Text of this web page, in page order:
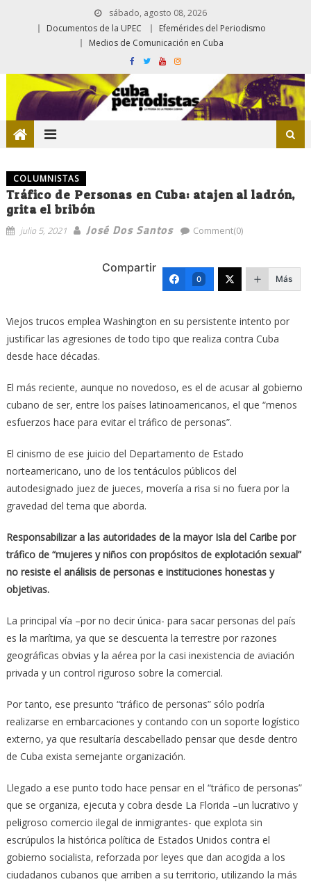
sábado, agosto 08, 2026
Documentos de la UPEC
Efemérides del Periodismo
Medios de Comunicación en Cuba
COLUMNISTAS
Tráfico de Personas en Cuba: atajen al ladrón,
grita el bribón
julio 5, 2021 José Dos Santos Comment(0)
Compartir
0 Más
Viejos trucos emplea Washington en su persistente intento por
justificar las agresiones de todo tipo que realiza contra Cuba
desde hace décadas.
El más reciente, aunque no novedoso, es el de acusar al gobierno
cubano de ser, entre los países latinoamericanos, el que “menos
esfuerzos hace para evitar el tráfico de personas”.
El cinismo de ese juicio del Departamento de Estado
norteamericano, uno de los tentáculos públicos del
autodesignado juez de jueces, movería a risa si no fuera por la
gravedad del tema que aborda.
Responsabilizar a las autoridades de la mayor Isla del Caribe por
tráfico de “mujeres y niños con propósitos de explotación sexual”
no resiste el análisis de personas e instituciones honestas y
objetivas.
La principal vía –por no decir única- para sacar personas del país
es la marítima, ya que se descuenta la terrestre por razones
geográficas obvias y la aérea por la casi inexistencia de aviación
privada y un control riguroso sobre la comercial.
Por tanto, ese presunto “tráfico de personas” sólo podría
realizarse en embarcaciones y contando con un soporte logístico
externo, ya que resultaría descabellado pensar que desde dentro
de Cuba exista semejante organización.
Llegado a ese punto todo hace pensar en el “tráfico de personas”
que se organiza, ejecuta y cobra desde La Florida –un lucrativo y
peligroso comercio ilegal de inmigrantes- que explota sin
escrúpulos la histórica política de Estados Unidos contra el
gobierno socialista, reforzada por leyes que dan acogida a los
ciudadanos cubanos que arriben a su territorio, utilizando la más